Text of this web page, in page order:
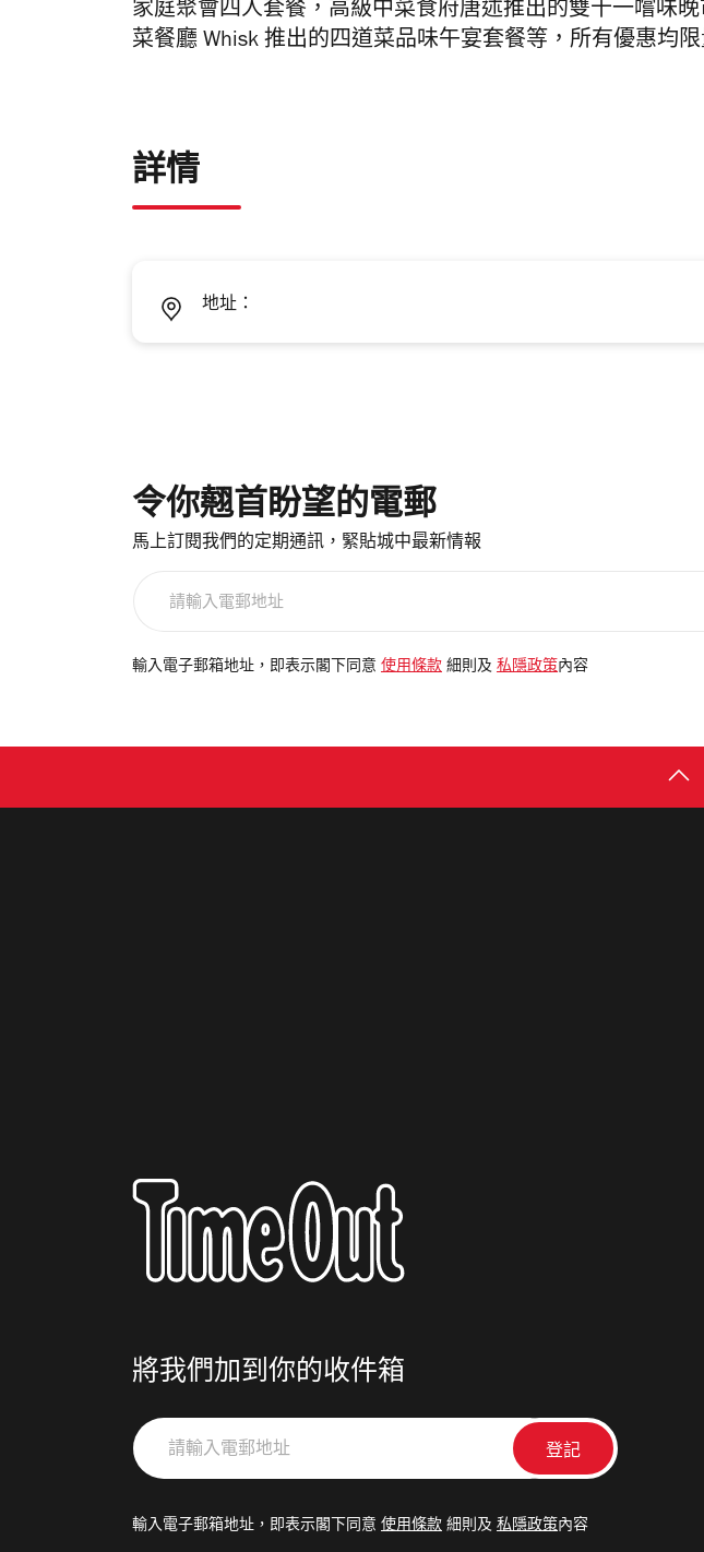
家庭聚會四人套餐，高級中菜食府唐述推出的雙十一嚐味
菜餐廳 Whisk 推出的四道菜品味午宴套餐等， 所有優惠均限
詳情
地址：
令你翹首盼望的電郵
馬上訂閱我們的定期通訊，緊貼城中最新情報
電
輸入電子郵箱地址，即表示閣下同意 使用條款 細則及 私隱政策 內容
將我們加到你的收件箱
請
輸
郵
輸入電子郵箱地址，即表示閣下同意 使用條款 細則及 私隱政策內容